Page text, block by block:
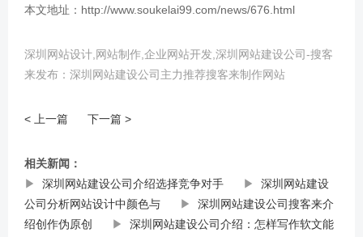
本文地址：http://www.soukelai99.com/news/676.html
深圳网站设计,网站制作,企业网站开发,深圳网站建设公司-搜客
来发布：深圳网站建设公司主力推荐搜客来制作网站
< 上一篇 下一篇 >
相关新闻：
▶ 深圳网站建设公司介绍选择竞争对手 ▶ 深圳网站建设
公司分析网站设计中颜色与 ▶ 深圳网站建设公司搜客来介
绍创作伪原创
▶ 深圳网站建设公司介绍：怎样写作软文能